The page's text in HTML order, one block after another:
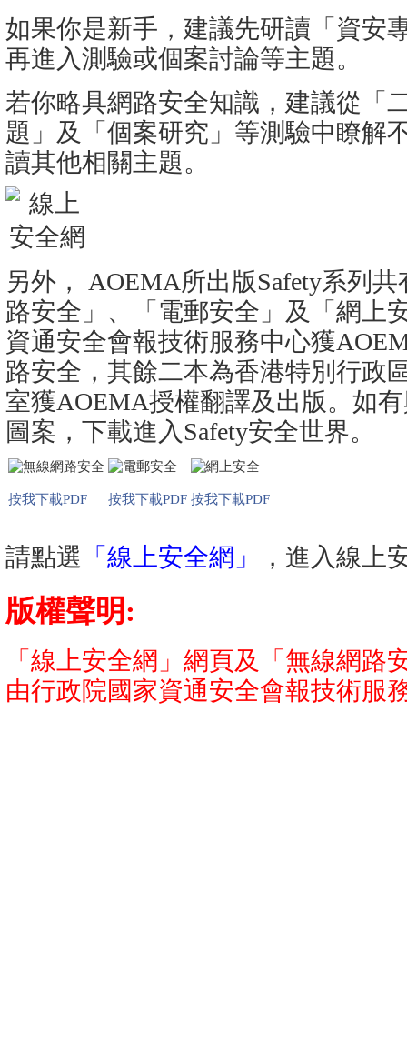
如果你是新手，建議先研讀「資安
再進入測驗或個案討論等主題。
若你略具網路安全知識，建議從「
題」及「個案研究」等測驗中瞭解
讀其他相關主題。
另外， AOEMA所出版Safety系列
路安全」、「電郵安全」及「網上
資通安全會報技術服務中心獲
路安全，其餘二本為香港特別行政
室獲AOEMA授權翻譯及出版。如
圖案，下載進入Safety安全世界。
按我下載PDF 按我下載PDF 按我下載PDF
請點選 「線上安全網」 ，進入線上
版權聲明:
「線上安全網」網頁及「無線網路
由行政院國家資通安全會報技術服